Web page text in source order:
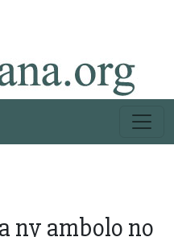
ny ambolo no